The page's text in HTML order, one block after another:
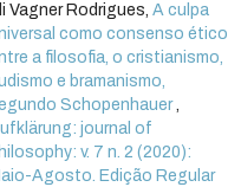
Vagner Rodrigues,A culpa
como consenso ético
a filosofia, o cristianismo,
e bramanismo,
Schopenhauer,
journal of
v. 7 n. 2 (2020):
Agosto. Edição Regular